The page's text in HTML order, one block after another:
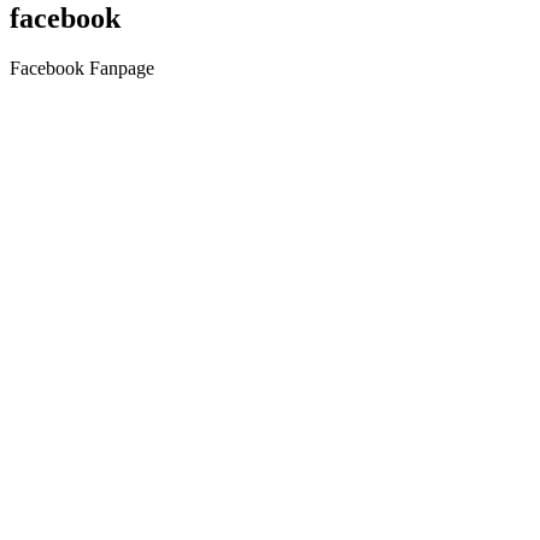
facebook
Facebook Fanpage